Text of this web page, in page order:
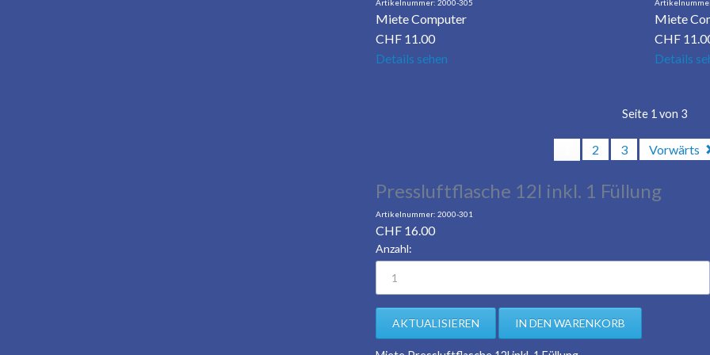
2000-305
Miete Computer
CHF 11.00
Details sehen
Miete
CHF
Details
Seite 1 von 3
2 3 Vorwärts
Pressluftflasche 12l inkl. 1 Füllung
2000-301
CHF 16.00
Anzahl: